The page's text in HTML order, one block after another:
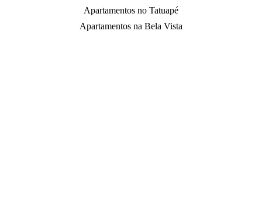
Apartamentos no Tatuapé
Apartamentos na Bela Vista